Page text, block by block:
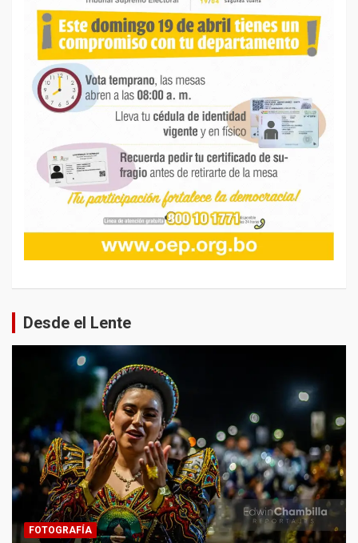
Desde el Lente
FOTOGRAFÍA